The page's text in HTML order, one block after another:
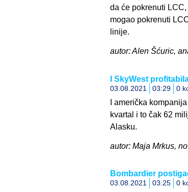
da će pokrenuti LCC,
mogao pokrenuti
linije.
autor: Alen Šćuric,
I SkyWest
03.08.2021 03:29 0
I američka
kvartal i to čak 62
Alasku.
autor: Maja Mrkus,
Bombardier
03.08.2021 03:25 0